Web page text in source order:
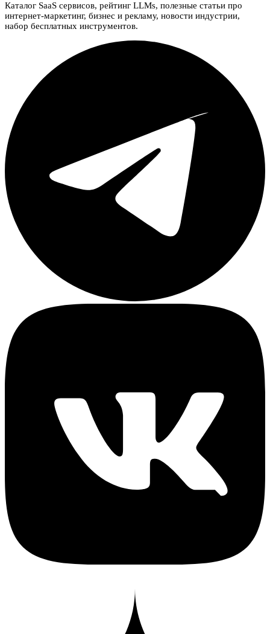
Каталог SaaS сервисов, рейтинг LLMs, полезные статьи про
интернет-маркетинг, бизнес и рекламу, новости индустрии,
набор бесплатных инструментов.